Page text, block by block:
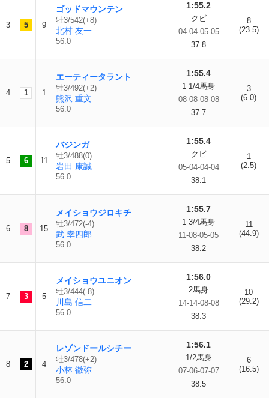
3 5 9
ゴッドマウンテン
牡3/542(+8)
北村 友一
56.0
1:55.2
クビ
04-04-05-05
37.8
8
(23.5)
4 1 1
エーティータラント
牡3/492(+2)
熊沢 重文
56.0
1:55.4
1 1/4馬身
08-08-08-08
37.7
3
(6.0)
5 6 11
バジンガ
牡3/488(0)
岩田 康誠
56.0
1:55.4
クビ
05-04-04-04
38.1
1
(2.5)
6 8 15
メイショウジロキチ
牡3/472(-4)
武 幸四郎
56.0
1:55.7
1 3/4馬身
11-08-05-05
38.2
11
(44.9)
7 3 5
メイショウユニオン
牡3/444(-8)
川島 信二
56.0
1:56.0
2馬身
14-14-08-08
38.3
10
(29.2)
8 2 4
レゾンドールシチー
牡3/478(+2)
小林 徹弥
56.0
1:56.1
1/2馬身
07-06-07-07
38.5
6
(16.5)